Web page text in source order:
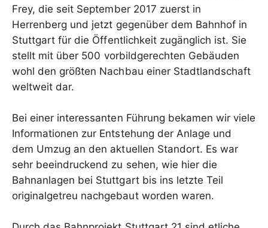
Frey, die seit September 2017 zuerst in
Herrenberg und jetzt gegenüber dem Bahnhof in
Stuttgart für die Öffentlichkeit zugänglich ist. Sie
stellt mit über 500 vorbildgerechten Gebäuden
wohl den größten Nachbau einer Stadtlandschaft
weltweit dar.
Bei einer interessanten Führung bekamen wir viele
Informationen zur Entstehung der Anlage und
dem Umzug an den aktuellen Standort. Es war
sehr beeindruckend zu sehen, wie hier die
Bahnanlagen bei Stuttgart bis ins letzte Teil
originalgetreu nachgebaut worden waren.